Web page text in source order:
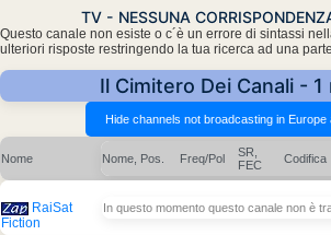
TV - NESSUNA
Questo canale non esiste o c´è un errore di sintassi
ulteriori risposte restringendo la tua ricerca ad una
Il Cimitero Dei Canali - 1
Nome Nome, Pos. Freq/Pol
SR,
FEC
Codifica
RaiSat
Fiction
In questo momento questo canale non è